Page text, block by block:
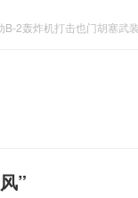
2轰炸机打击也门胡塞武装
”